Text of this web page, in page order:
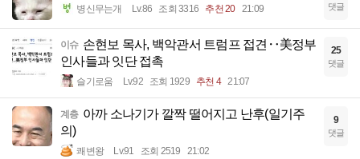
병신무는개 Lv.86 조회 3316 추천 20 21:09 댓글
이슈 손현보 목사, 백악관서 트럼프 접견‥美정부
인사들과 잇단 접촉
슬기로움 Lv.92 조회 1929 추천 4 21:07
25
댓글
계층 아까 소나기가 깔짝 떨어지고 난후(일기주
의)
쾌변왕 Lv.91 조회 2519 21:02
9
댓글